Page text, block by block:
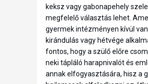
keksz vagy gabonapehely
megfelelő választás lehet.
gyermek intézményen kívül
kirándulás vagy hétvége
fontos, hogy a szülő előre
neki tápláló harapnivalót és
annak elfogyasztására, hisz a